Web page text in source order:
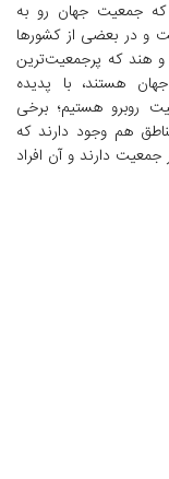
که جمعیت جهان رو به
و در بعضی از کشورها
هند که پرجمعیت‌ترین
هستند، با پدیده
روبرو هستیم؛ برخی
هم وجود دارند که
جمعیت دارند و آن افراد